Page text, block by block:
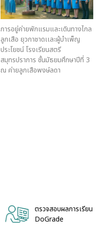
การอยู่ค่ายพักแรมและเดินทางไกล
ลูกเสือ ยุวกาชาดเเละผู้บำเพ็ญ
ประโยชน์ โรงเรียนสตรี
สมุทรปราการ ชั้นมัธยมศึกษาปีที่ 3
ณ ค่ายลูกเสือพงษ์ลดา
ตรวจสอบผลการเรียน
DoGrade